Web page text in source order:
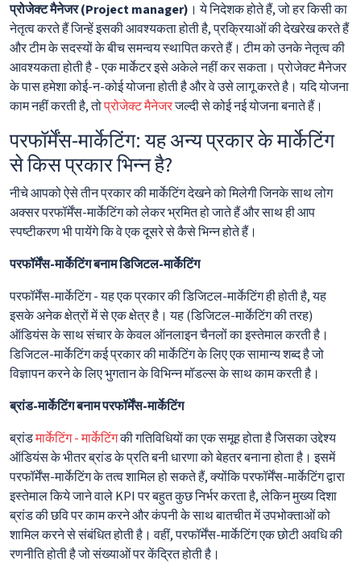
प्रोजेक्ट मैनेजर (Project manager) । ये निदेशक होते हैं, जो हर किसी का
नेतृत्व करते हैं जिन्हें इसकी आवश्यकता होती है, प्रक्रियाओं की देखरेख करते हैं
और टीम के सदस्यों के बीच समन्वय स्थापित करते हैं। टीम को उनके नेतृत्व की
आवश्यकता होती है - एक मार्केटर इसे अकेले नहीं कर सकता। प्रोजेक्ट मैनेजर
के पास हमेशा कोई-न-कोई योजना होती है और वे उसे लागू करते है। यदि योजना
काम नहीं करती है, तोप्रोजेक्ट मैनेजरजल्दी से कोई नई योजना बनाते हैं।
परफॉर्मेंस-मार्केटिंग: यह अन्य प्रकार के मार्केटिंग
से किस प्रकार भिन्न है?
नीचे आपको ऐसे तीन प्रकार की मार्केटिंग देखने को मिलेगी जिनके साथ लोग
अक्सर परफॉर्मेंस-मार्केटिंग को लेकर भ्रमित हो जाते हैं और साथ ही आप
स्पष्टीकरण भी पायेंगे कि वे एक दूसरे से कैसे भिन्न होते हैं।
परफॉर्मेंस-मार्केटिंग बनाम डिजिटल-मार्केटिंग
परफॉर्मेंस-मार्केटिंग - यह एक प्रकार की डिजिटल-मार्केटिंग ही होती है, यह
इसके अनेक क्षेत्रों में से एक क्षेत्र है। यह (डिजिटल-मार्केटिंग की तरह)
ऑडियंस के साथ संचार के केवल ऑनलाइन चैनलों का इस्तेमाल करती है।
डिजिटल-मार्केटिंग कई प्रकार की मार्केटिंग के लिए एक सामान्य शब्द है जो
विज्ञापन करने के लिए भुगतान के विभिन्न मॉडल्स के साथ काम करती है।
ब्रांड-मार्केटिंग बनाम परफॉर्मेंस-मार्केटिंग
ब्रांडमार्केटिंग - मार्केटिंगकी गतिविधियों का एक समूह होता है जिसका उद्देश्य
ऑडियंस के भीतर ब्रांड के प्रति बनी धारणा को बेहतर बनाना होता है। इसमें
परफॉर्मेंस-मार्केटिंग के तत्व शामिल हो सकते हैं, क्योंकि परफॉर्मेंस-मार्केटिंग द्वारा
इस्तेमाल किये जाने वाले KPI पर बहुत कुछ निर्भर करता है, लेकिन मुख्य दिशा
ब्रांड की छवि पर काम करने और कंपनी के साथ बातचीत में उपभोक्ताओं को
शामिल करने से संबंधित होती है। वहीं, परफॉर्मेंस-मार्केटिंग एक छोटी अवधि की
रणनीति होती है जो संख्याओं पर केंद्रित होती है।